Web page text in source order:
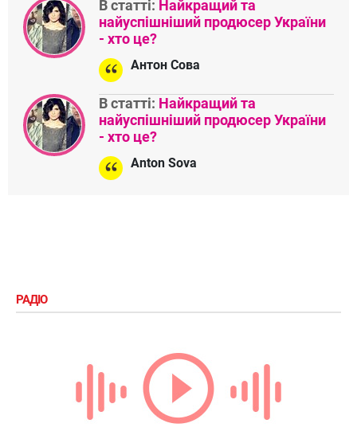
В статті: Найкращий та
найуспішніший продюсер України
- хто це?
Антон Сова
В статті: Найкращий та
найуспішніший продюсер України
- хто це?
Anton Sova
РАДІО